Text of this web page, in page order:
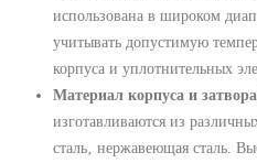
использована в широком
учитывать допустимую
корпуса и уплотнительных
Материал корпуса и
изготавливаются из
сталь‚ нержавеющая сталь.